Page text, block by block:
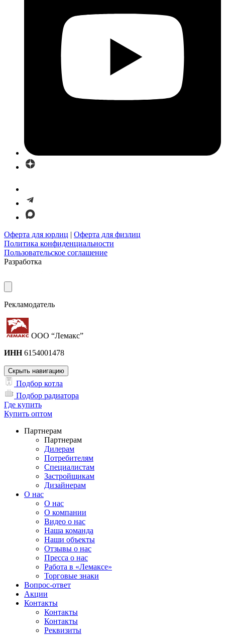
Оферта для юрлиц | Оферта для физлиц
Политика конфиденциальности
Пользовательское соглашение
Разработка
Рекламодатель
ООО “Лемакс”
ИНН6154001478
Скрыть навигацию
Подбор котла
Подбор радиатора
Где купить
Купить оптом
Партнерам
Партнерам
Дилерам
Потребителям
Специалистам
Застройщикам
Дизайнерам
О нас
О нас
О компании
Видео о нас
Наша команда
Наши объекты
Отзывы о нас
Пресса о нас
Работа в «Лемаксе»
Торговые знаки
Вопрос-ответ
Акции
Контакты
Контакты
Контакты
Реквизиты